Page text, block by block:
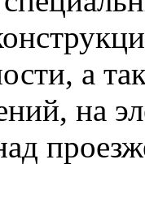
а
на